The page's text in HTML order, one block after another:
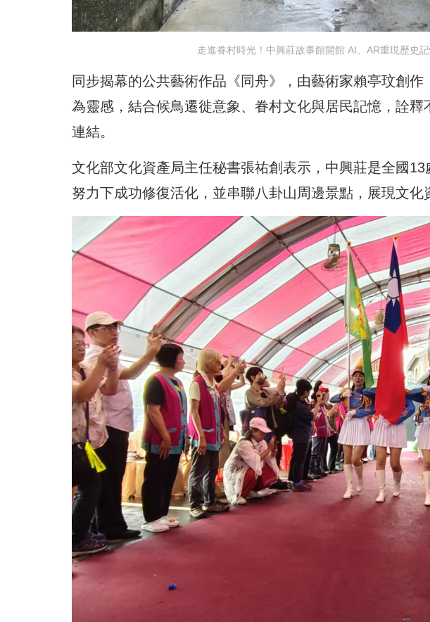
走進眷村時光！中興莊故事館開館 AI、AR重現歷史
同步揭幕的公共藝術作品《同舟》，由藝術家賴亭玟創
為靈感，結合候鳥遷徙意象、眷村文化與居民記憶，詮
連結。
文化部文化資產局主任秘書張祐創表示，中興莊是全國
努力下成功修復活化，並串聯八卦山周邊景點，展現文化